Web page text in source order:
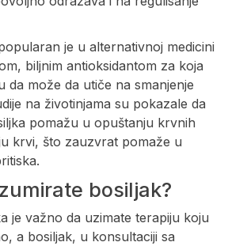
je u alternativnoj medicini
biljnim antioksidantom za koja
da može da utiče na smanjenje
na životinjama su pokazale da
pomažu u opuštanju krvnih
krvi, što zauzvrat pomaže u
bosiljak?
je važno da uzimate terapiju koju
a bosiljak, u konsultaciji sa